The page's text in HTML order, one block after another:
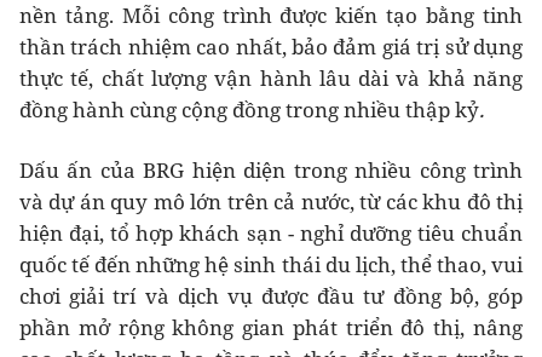
nền tảng. Mỗi công trình được kiến tạo bằng tinh
thần trách nhiệm cao nhất, bảo đảm giá trị sử dụng
thực tế, chất lượng vận hành lâu dài và khả năng
đồng hành cùng cộng đồng trong nhiều thập kỷ.
Dấu ấn của BRG hiện diện trong nhiều công trình
và dự án quy mô lớn trên cả nước, từ các khu đô thị
hiện đại, tổ hợp khách sạn - nghỉ dưỡng tiêu chuẩn
quốc tế đến những hệ sinh thái du lịch, thể thao, vui
chơi giải trí và dịch vụ được đầu tư đồng bộ, góp
phần mở rộng không gian phát triển đô thị, nâng